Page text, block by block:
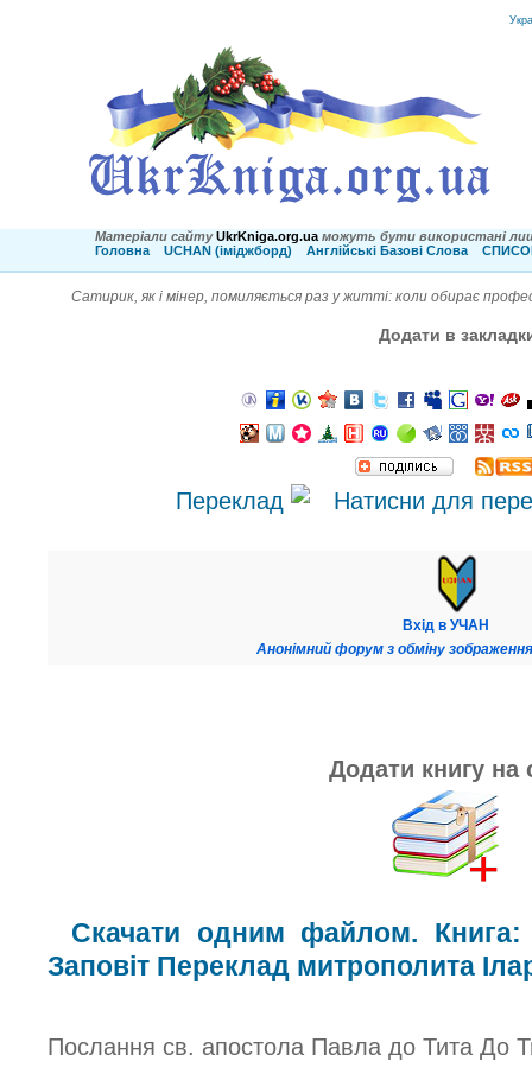
Матеріали сайту UkrKniga.org.ua можуть бути використані
Головна
UCHAN (іміджборд) Англійські Базові Слова
Сатирик, як і мінер, помиляється раз у житті: коли обирає
Додати в
Переклад
Вхід в УЧАН
Анонімний форум з обміну
Додати книгу на
Скачати одним файлом.
Заповіт Переклад митрополита
Послання св. апостола Павла до Тита До